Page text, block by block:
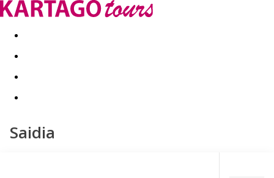
Last minute Dovolenkové kluby
Saidia